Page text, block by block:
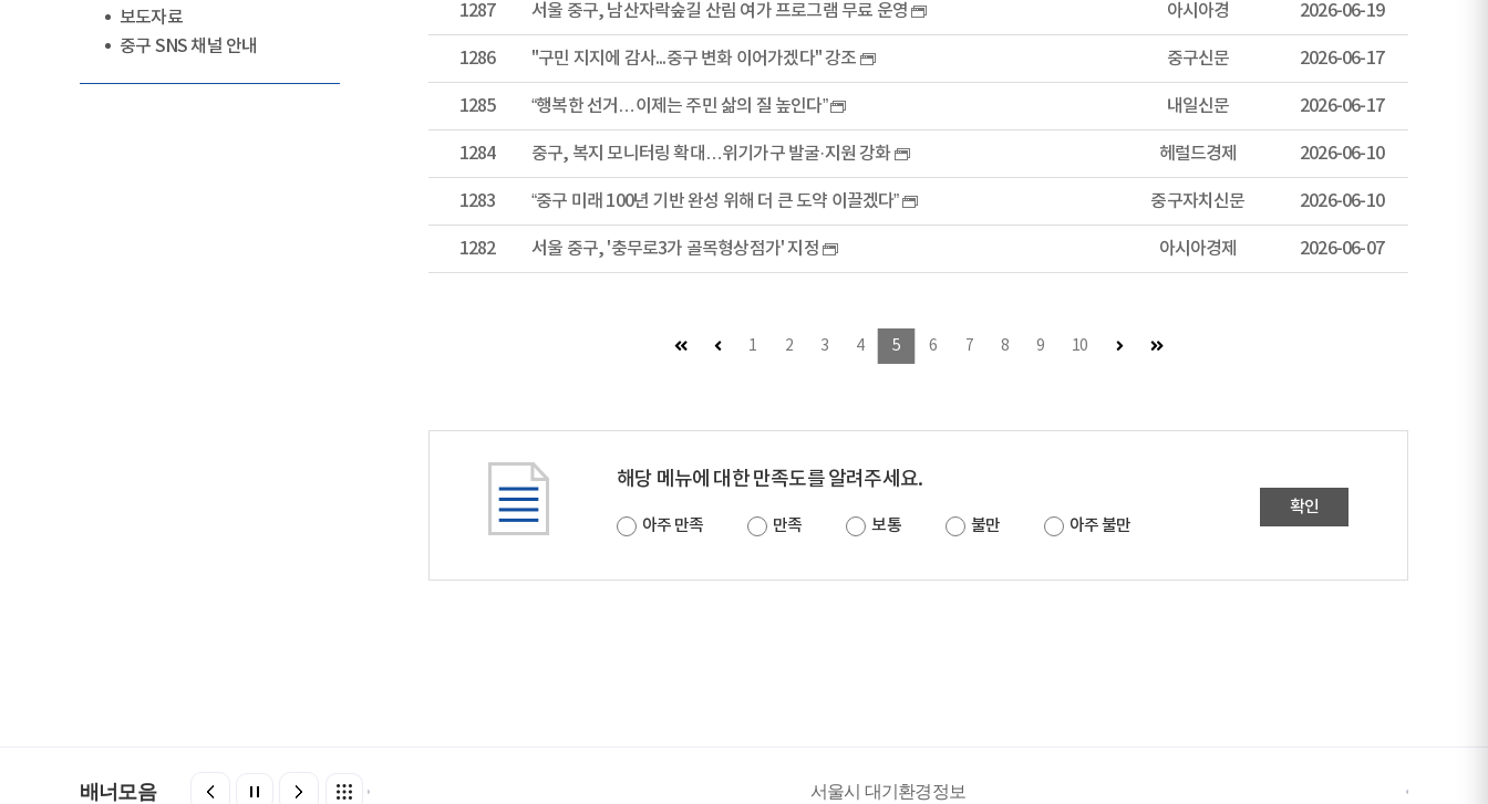
보도자료
중구 SNS 채널 안내
1287 서울 중구, 남산자락숲길 산림 여가 프로그램 무료 운영 아시아경 2026-06-19
1286 "구민 지지에 감사...중구 변화 이어가겠다" 강조 중구신문 2026-06-17
1285 “행복한 선거…이제는 주민 삶의 질 높인다” 내일신문 2026-06-17
1284 중구, 복지 모니터링 확대…위기가구 발굴·지원 강화 헤럴드경제 2026-06-10
1283 “중구 미래 100년 기반 완성 위해 더 큰 도약 이끌겠다” 중구자치신문 2026-06-10
1282 서울 중구, '충무로3가 골목형상점가' 지정 아시아경제 2026-06-07
첫 페이지이전 페이지 (이동불가)
1 2 3 4 5 6 7 8 9 10 다음 페이지마지막 페이지
해당 메뉴에 대한 만족도를 알려주세요.
아주 만족 만족 보통 불만 아주 불만
확인
배너모음 서울시 대기환경정보